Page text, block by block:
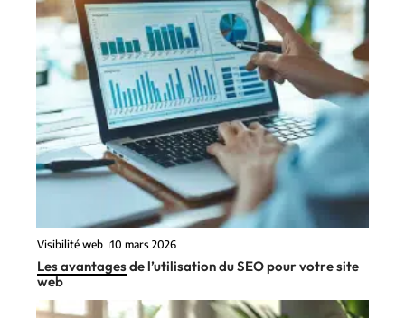
Visibilité web 10 mars 2026
Les avantages de l’utilisation du SEO pour votre site
web